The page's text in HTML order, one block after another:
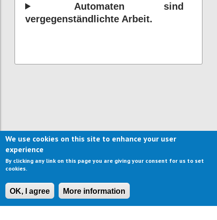
Automaten sind
vergegenständlichte Arbeit.
We use cookies on this site to enhance your user
experience
By clicking any link on this page you are giving your consent for us to set
cookies.
OK, I agree More information